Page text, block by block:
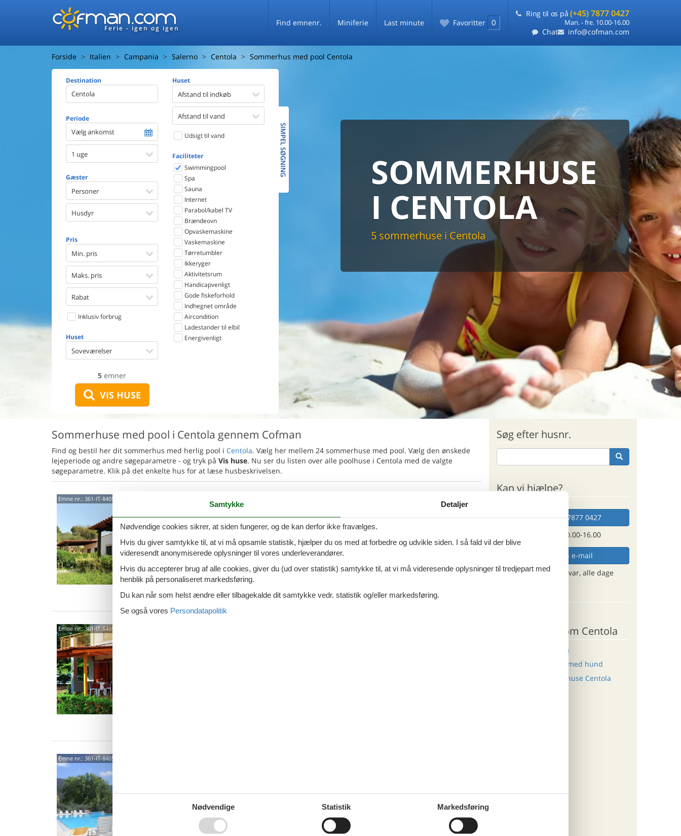
Ferie - igen og igen
Find emnenr. Miniferie Last minute Favoritter 0
Ring til os på (+45) 7877 0427
Man. - fre. 10.00-16.00
Chat info@cofman.com
Forside Italien Campania Salerno Centola Sommerhus med pool Centola
Destination
Periode
Vælg ankomst
1 uge
Gæster
Personer
Husdyr
Pris
Min. pris
Maks. pris
Rabat
Inklusiv forbrug
Huset
Soveværelser
5 emner
VIS HUSE
Huset
Afstand til indkøb
Afstand til vand
Udsigt til vand
Faciliteter
Swimmingpool
Spa
Sauna
Internet
Parabol/kabel TV
Brændeovn
Opvaskemaskine
Vaskemaskine
Tørretumbler
Ikkeryger
Aktivitetsrum
Handicapvenligt
Gode fiskeforhold
Indhegnet område
Aircondition
Ladestander til elbil
Energivenligt
SIMPEL SØGNING
SOMMERHUSE
I CENTOLA
5 sommerhuse i Centola
SOMMERHUS
MED
PRISGARANTI
Du får altid dit sommerhus til markedets laveste
HELE DANMARKS
SOMMERHUSUDLEJNING
De fleste danske sommerhuse samlet på ét sted
Sommerhuse med pool i Centola gennem Cofman
Find og bestil her dit sommerhus med herlig pool i Centola. Vælg her mellem 24 sommerhuse med pool. Vælg den ønskede
lejeperiode og andre søgeparametre - og tryk på Vis huse. Nu ser du listen over alle poolhuse i Centola med de valgte
søgeparametre. Klik på det enkelte hus for at læse husbeskrivelsen.
Emne nr.: 361-IT-84051-07 84051 - Palinuro
4,3
Romantisk flugt med terrasse Bolig: En solrig hideaway i
bakkerne i Cilento Dette charmerende feriehus med 1
soveværelse er omgivet af olivenlunde og
1 soveværelse
1 badeværelse
Vand 2100
Tilføj til favoritter
7 overnatninger
Inkl. rengøring
5personer
Emne nr.:361-IT-84051-12
Emne nr.: 361-IT-84051-06
Palinuro. Dette hjem er omgivet af frodige
3 personer
3 husdyr
7 overnatninger
4.508,-
Inkl. rengøring
personer
Søg efter husnr.
Kan vi hjælpe?
Ring (+45) 7877 0427
Man. - fre. 10.00-16.00
Send en e-mail
og få et hurtigt svar, alle dage
Andre artikler om Centola
Sommerhus i Centola
Sommerhus Centola med hund
Last minute sommerhuse Centola
Samtykke Detaljer
Nødvendige cookies sikrer, at siden fungerer, og de kan derfor ikke fravælges.
Hvis du giver samtykke til, at vi må opsamle statistik, hjælper du os med at forbedre og udvikle siden. I så fald vil der blive
videresendt anonymiserede oplysninger til vores underleverandører.
Hvis du accepterer brug af alle cookies, giver du (ud over statistik) samtykke til, at vi må videresende oplysninger til tredjepart med
henblik på personaliseret markedsføring.
Du kan når som helst ændre eller tilbagekalde dit samtykke vedr. statistik og/eller markedsføring.
Se også vores Persondatapolitik
Nødvendige Statistik Markedsføring